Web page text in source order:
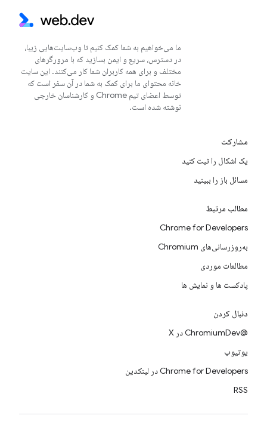
ما می‌خواهیم به شما کمک کنیم تا وب‌سایت‌هایی زیبا،
در دسترس، سریع و ایمن بسازید که با مرورگرهای
مختلف و برای همه کاربران شما کار می‌کنند. این سایت
خانه محتوای ما برای کمک به شما در آن سفر است که
توسط اعضای تیم Chrome و کارشناسان خارجی
نوشته شده است.
مشارکت
یک اشکال را ثبت کنید
مسائل باز را ببینید
مطالب مرتبط
Chrome for Developers
به‌روزرسانی‌های Chromium
مطالعات موردی
پادکست ها و نمایش ها
دنبال کردن
@ChromiumDev در X
یوتیوب
Chrome for Developers در لینکدین
RSS